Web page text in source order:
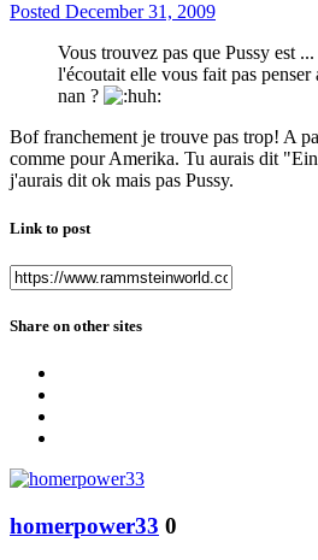
Posted December 31, 2009
Vous trouvez pas que Pussy est
l'écoutait elle vous fait pas
nan ?
Bof franchement je trouve pas trop! A
comme pour Amerika. Tu aurais dit
j'aurais dit ok mais pas Pussy.
Link to post
Share on other sites
homerpower33 0